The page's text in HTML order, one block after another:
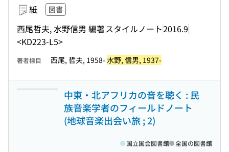
紙 図書
西尾哲夫, 水野信男 編著スタイルノート2016.9
<KD223-L5>
著者標目 西尾, 哲夫, 1958-水野, 信男, 1937-
中東・北アフリカの音を聴く : 民
族音楽学者のフィールドノート
(地球音楽出会い旅 ; 2)
国立国会図書館 全国の図書館